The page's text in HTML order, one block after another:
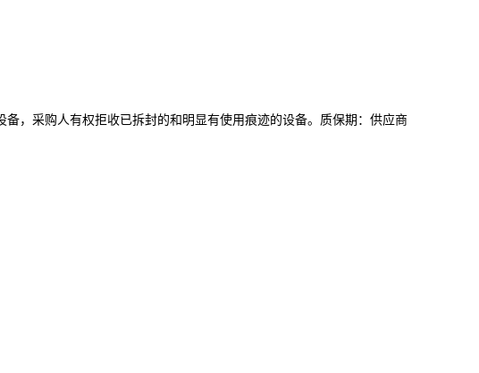
，采购人有权拒收已拆封的和明显有使用痕迹的设备。质保期：供应商